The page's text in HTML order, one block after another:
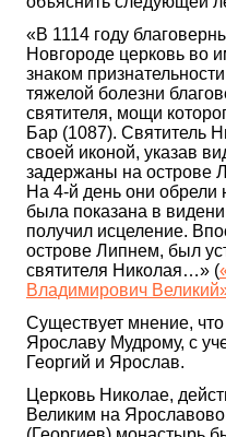
«В 1114 году
Новгороде церковь во
знаком
тяжелой болезни
святителя, мощи
Бар (1087). Святитель
своей иконой, указав
задержаны на острове
На 4-й день они обрели
была показана в
получил исцеление.
острове Липнем, был
святителя Николая…» (
Владимирович
Существует мнение,
Ярославу Мудрому, с
Георгий и Ярослав.
Церковь Николае,
Великим на